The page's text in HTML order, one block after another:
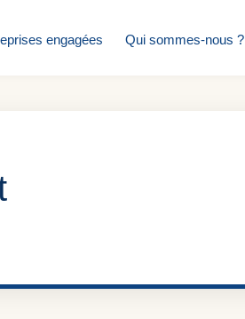
engagées Qui sommes-nous ?